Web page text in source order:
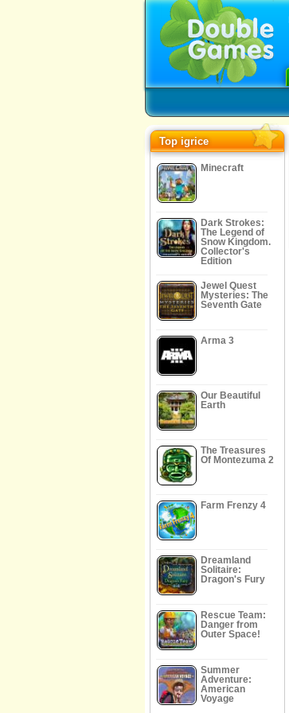
Top igrice
Minecraft
Dark Strokes:
The Legend of
Snow Kingdom.
Collector's
Edition
Jewel Quest
Mysteries: The
Seventh Gate
Arma 3
Our Beautiful
Earth
The Treasures
Of Montezuma 2
Farm Frenzy 4
Dreamland
Solitaire:
Dragon's Fury
Rescue Team:
Danger from
Outer Space!
Summer
Adventure:
American
Voyage